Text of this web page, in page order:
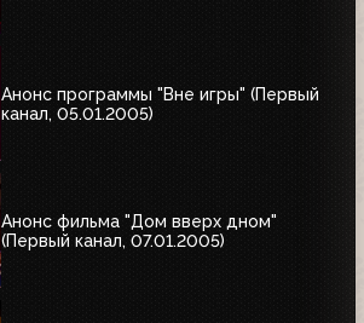
Анонс программы "Вне игры" (Первый
канал, 05.01.2005)
Анонс фильма "Дом вверх дном"
(Первый канал, 07.01.2005)